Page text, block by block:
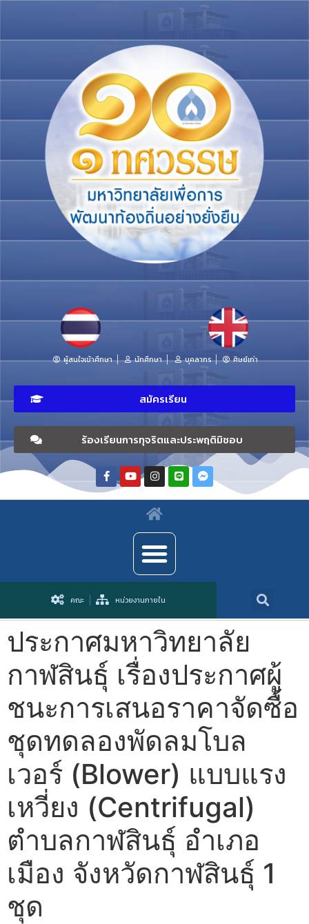
ผู้สนใจเข้าศึกษา นักศึกษา บุคลากร ศิษย์เก่า
สมัครเรียน
ร้องเรียนการทุจริตและประพฤติมิชอบ
คณะ หน่วยงานภายใน
ประกาศมหาวิทยาลัย
กาฬสินธุ์ เรื่องประกาศผู้
ชนะการเสนอราคาจัดซื้อ
ชุดทดลองพัดลมโบล
เวอร์ (Blower) แบบแรง
เหวี่ยง (Centrifugal)
ตำบลกาฬสินธุ์ อำเภอ
เมือง จังหวัดกาฬสินธุ์ 1
ชุด